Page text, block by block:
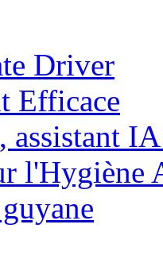
Driver
Efficace
assistant
l'Hygiène